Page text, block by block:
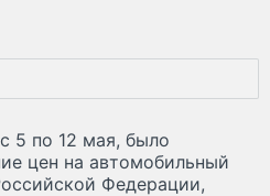
5 по 12 мая, было
цен на автомобильный
Федерации,